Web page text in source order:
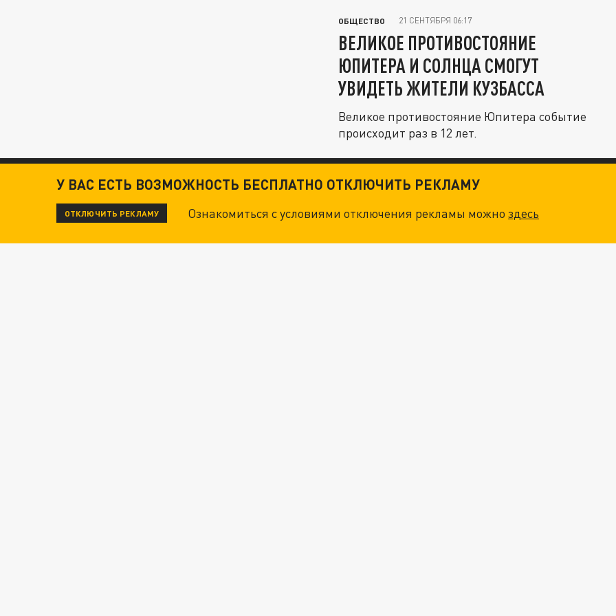
ОБЩЕСТВО 21 СЕНТЯБРЯ 06:17
ВЕЛИКОЕ ПРОТИВОСТОЯНИЕ
ЮПИТЕРА И СОЛНЦА СМОГУТ
УВИДЕТЬ ЖИТЕЛИ КУЗБАССА
Великое противостояние Юпитера событие
происходит раз в 12 лет.
У ВАС ЕСТЬ ВОЗМОЖНОСТЬ БЕСПЛАТНО ОТКЛЮЧИТЬ РЕКЛАМУ
ОТКЛЮЧИТЬ РЕКЛАМУ Ознакомиться с условиями отключения рекламы можноздесь